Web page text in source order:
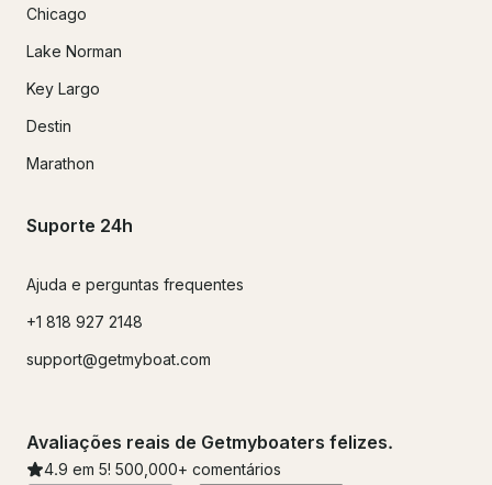
Chicago
Lake Norman
Key Largo
Destin
Marathon
Suporte 24h
Ajuda e perguntas frequentes
+1 818 927 2148
support@getmyboat.com
Avaliações reais de Getmyboaters felizes.
4.9 em 5! 500,000+ comentários